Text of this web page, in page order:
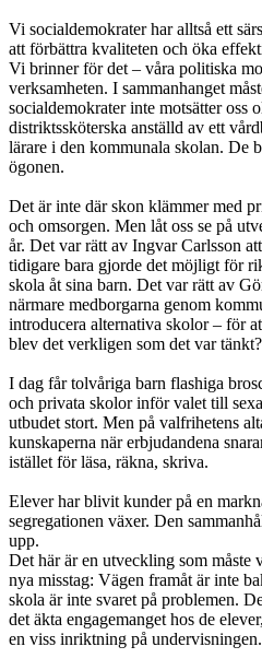
Vi socialdemokrater har alltså ett
att förbättra kvaliteten och öka
Vi brinner för det – våra politiska
verksamheten. I sammanhanget
socialdemokrater inte motsätter oss
distriktssköterska anställd av ett
lärare i den kommunala skolan. De
ögonen.
Det är inte där skon klämmer med
och omsorgen. Men låt oss se på
år. Det var rätt av Ingvar Carlsson
tidigare bara gjorde det möjligt för
skola åt sina barn. Det var rätt av
närmare medborgarna genom
introducera alternativa skolor – för
blev det verkligen som det var tänkt?
I dag får tolvåriga barn flashiga
och privata skolor inför valet till
utbudet stort. Men på valfrihetens
kunskaperna när erbjudandena
istället för läsa, räkna, skriva.
Elever har blivit kunder på en
segregationen växer. Den
upp.
Det här är en utveckling som måste
nya misstag: Vägen framåt är inte
skola är inte svaret på problemen.
det äkta engagemanget hos de
en viss inriktning på undervisningen.